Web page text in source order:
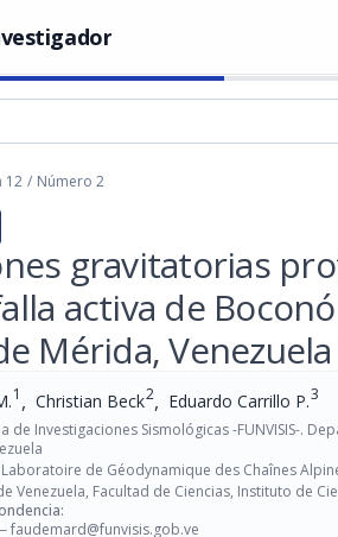
12 / Número 2
gravitatorias
activa de
Mérida,
1 , Christian Beck2, Eduardo Carrillo P.3
de Investigaciones Sismológicas -FUNVISIS-.
de Géodynamique des Chaînes
Venezuela, Facultad de Ciencias, Instituto de
faudemard@funvisis.gob.ve